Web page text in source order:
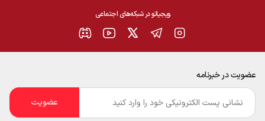
ویجیاتو در شبکه‌های اجتماعی
عضویت در خبرنامه
ایمیل